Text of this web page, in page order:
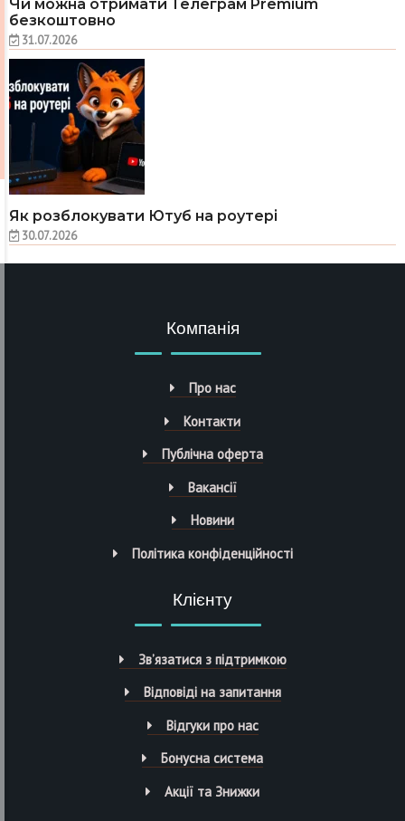
Чи можна отримати Телеграм Premium
безкоштовно
31.07.2026
Як розблокувати Ютуб на роутері
30.07.2026
Компанія
Про нас
Контакти
Публічна оферта
Вакансії
Новини
Політика конфіденційності
Клієнту
Зв’язатися з підтримкою
Відповіді на запитання
Відгуки про нас
Бонусна система
Акції та Знижки